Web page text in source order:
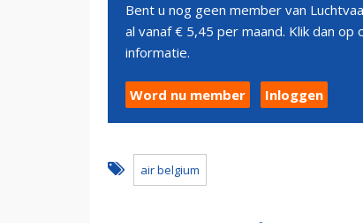
Bent u nog geen member van
al vanaf € 5,45 per maand. Klik dan
informatie.
Word nu member Inloggen
air belgium